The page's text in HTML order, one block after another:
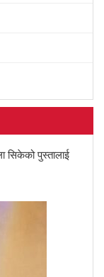
सिकेको पुस्तालाई